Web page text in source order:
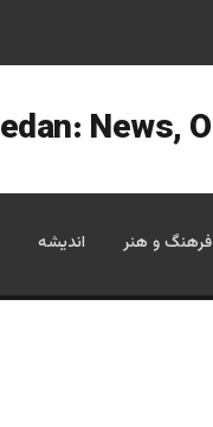
فرهنگ و هنر اندیشه